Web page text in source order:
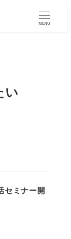
MENU
い
セミナー開